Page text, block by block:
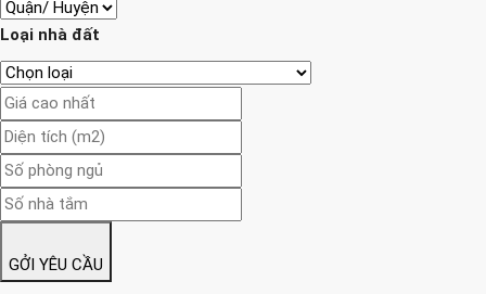
Loại nhà đất
GỞI YÊU CẦU